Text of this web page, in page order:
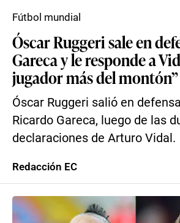
Óscar Ruggeri sale en
Gareca y le responde a
jugador más del
Óscar Ruggeri salió en
Ricardo Gareca, luego de las
declaraciones de Arturo Vidal.
Fútbol mundial
Redacción EC